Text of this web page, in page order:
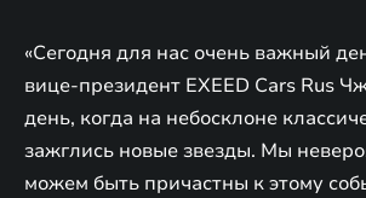
«Сегодня для нас очень важный
вице-президент EXEED Cars Rus
день, когда на небосклоне
зажглись новые звезды. Мы
можем быть причастны к этому